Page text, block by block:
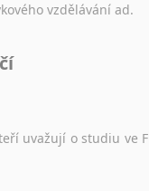
vzdělávání ad.
uvažují o studiu ve